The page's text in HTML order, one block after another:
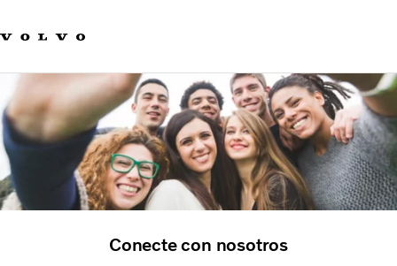
Innovación
Carreras
Sostenibilidad
Novedades y medios de comunicación
Acerca de nosotros
Conecte con nosotros